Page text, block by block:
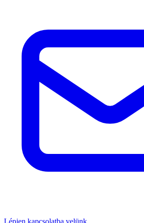
Lépjen kapcsolatba velünk